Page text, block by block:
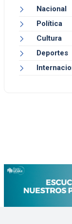
Nacional
Política
Cultura
Deportes